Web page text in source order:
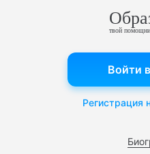
твой
Войти
Регистрация